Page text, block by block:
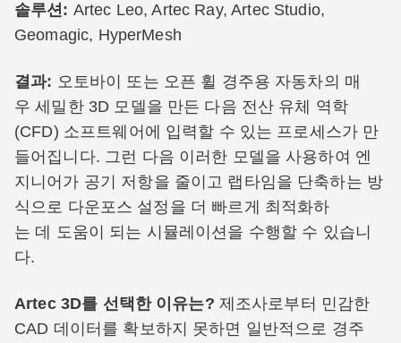
솔루션: Artec Leo, Artec Ray, Artec Studio,
Geomagic, HyperMesh
결과: 오토바이 또는 오픈 휠 경주용 자동차의 매
우 세밀한 3D 모델을 만든 다음 전산 유체 역학
(CFD) 소프트웨어에 입력할 수 있는 프로세스가 만
들어집니다. 그런 다음 이러한 모델을 사용하여 엔
지니어가 공기 저항을 줄이고 랩타임을 단축하는 방
식으로 다운포스 설정을 더 빠르게 최적화하
는 데 도움이 되는 시뮬레이션을 수행할 수 있습니
다.
Artec 3D를 선택한 이유는? 제조사로부터 민감한
CAD 데이터를 확보하지 못하면 일반적으로 경주